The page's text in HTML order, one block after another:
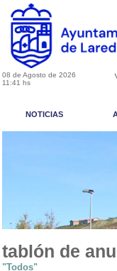
08 de Agosto de 2026
11:41 hs
NOTICIAS
tablón de
"Todos"